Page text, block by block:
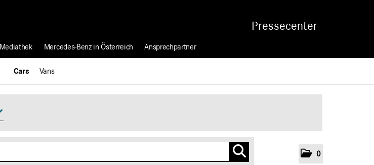
Pressecenter
0
Cars Vans
Mediathek Mercedes-Benz in Österreich Ansprechpartner